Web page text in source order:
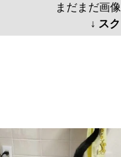
まだまだ画
↓ ス